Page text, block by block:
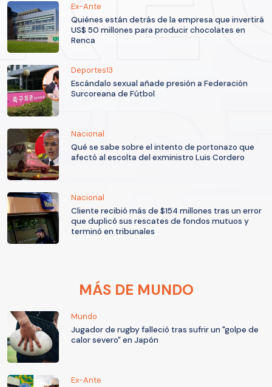
Ex-Ante
Quiénes están detrás de la empresa que invertirá
US$ 50 millones para producir chocolates en
Renca
Deportes13
Escándalo sexual añade presión a Federación
Surcoreana de Fútbol
Nacional
Qué se sabe sobre el intento de portonazo que
afectó al escolta del exministro Luis Cordero
Nacional
Cliente recibió más de $154 millones tras un error
que duplicó sus rescates de fondos mutuos y
terminó en tribunales
MÁS DE MUNDO
Mundo
Jugador de rugby falleció tras sufrir un "golpe de
calor severo" en Japón
Ex-Ante